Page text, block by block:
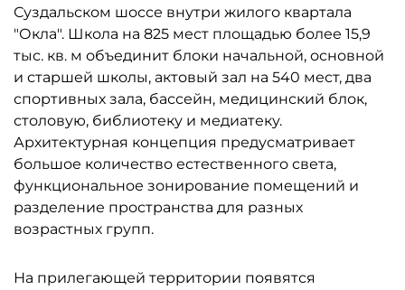
Суздальском шоссе внутри жилого квартала
"Окла". Школа на 825 мест площадью более 15,9
тыс. кв. м объединит блоки начальной, основной
и старшей школы, актовый зал на 540 мест, два
спортивных зала, бассейн, медицинский блок,
столовую, библиотеку и медиатеку.
Архитектурная концепция предусматривает
большое количество естественного света,
функциональное зонирование помещений и
разделение пространства для разных
возрастных групп.
На прилегающей территории появятся